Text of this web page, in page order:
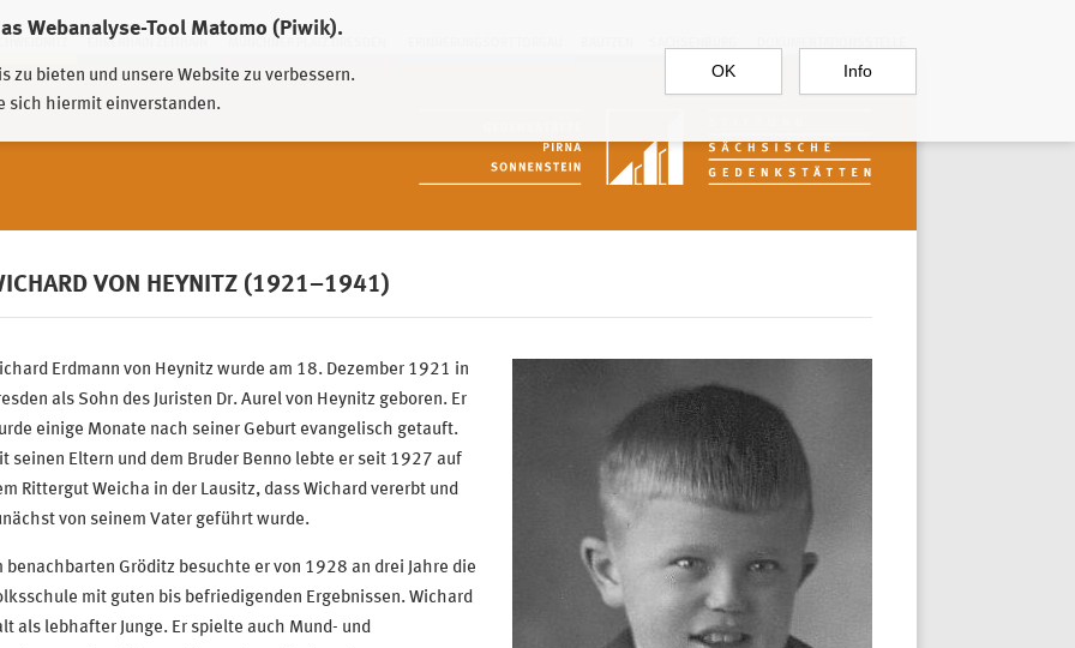
Webanalyse-Tool Matomo (Piwik).
zu bieten und unsere Website zu verbessern.
sich hiermit einverstanden.
OK Info
EHRENHAIN ZEITHAIN MÜNCHNER PLATZ DRESDEN
VON HEYNITZ (1921–1941)
Erdmann von Heynitz wurde am 18. Dezember 1921 in
als Sohn des Juristen Dr. Aurel von Heynitz geboren. Er
einige Monate nach seiner Geburt evangelisch getauft.
seinen Eltern und dem Bruder Benno lebte er seit 1927 auf
Rittergut Weicha in der Lausitz, dass Wichard vererbt und
von seinem Vater geführt wurde.
benachbarten Gröditz besuchte er von 1928 an drei Jahre die
mit guten bis befriedigenden Ergebnissen. Wichard
als lebhafter Junge. Er spielte auch Mund- und